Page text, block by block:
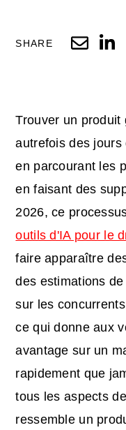
SHARE
Trouver un produit
autrefois des jours
en parcourant les
en faisant des
2026, ce
outils d'IA pour le
faire apparaître
des estimations
sur les
ce qui donne aux
avantage sur un
rapidement que
tous les aspects
ressemble un